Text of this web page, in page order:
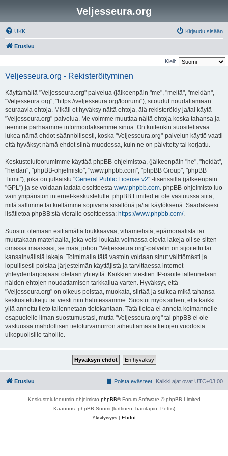
Veljesseura.org
UKK Kirjaudu sisään
Etusivu
Kieli:
Veljesseura.org - Rekisteröityminen
Käyttämällä "Veljesseura.org" palvelua (jälkeenpäin "me", "meitä", "meidän",
"Veljesseura.org", "https://veljesseura.org/foorumi"), sitoudut noudattamaan
seuraavia ehtoja. Mikäli et hyväksy näitä ehtoja, älä rekisteröidy ja/tai käytä
"Veljesseura.org"-palvelua. Me voimme muuttaa näitä ehtoja koska tahansa ja
teemme parhaamme informoidaksemme sinua. On kuitenkin suositeltavaa
lukea nämä ehdot säännöllisesti, koska "Veljesseura.org"-palvelun käyttö vaatii
että hyväksyt nämä ehdot siinä muodossa, kuin ne on päivitetty tai korjattu.
Keskustelufoorumimme käyttää phpBB-ohjelmistoa, (jälkeenpäin "he", "heidät",
"heidän", "phpBB-ohjelmisto", "www.phpbb.com", "phpBB Group", "phpBB
Tiimit"), joka on julkaistu "General Public License v2" -lisenssillä (jälkeenpäin
"GPL") ja se voidaan ladata osoitteesta www.phpbb.com. phpBB-ohjelmisto luo
vain ympäristön internet-keskustelulle. phpBB Limited ei ole vastuussa siitä,
mitä sallimme tai kiellämme sopivana sisältönä ja/tai käytöksenä. Saadaksesi
lisätietoa phpBB:stä vieraile osoitteessa: https://www.phpbb.com/.
Suostut olemaan esittämättä loukkaavaa, vihamielistä, epämoraalista tai
muutakaan materiaalia, joka voisi loukata voimassa olevia lakeja oli se sitten
omassa maassasi, se maa, johon "Veljesseura.org"-palvelin on sijoitettu tai
kansainvälisiä lakeja. Toimimalla tätä vastoin voidaan sinut välittömästi ja
lopullisesti poistaa järjestelmän käyttäjistä ja tarvittaessa internet-
yhteydentarjoajaasi otetaan yhteyttä. Kaikkien viestien IP-osoite tallennetaan
näiden ehtojen noudattamisen tarkkailua varten. Hyväksyt, että
"Veljesseura.org" on oikeus poistaa, muokata, siirtää ja sulkea mikä tahansa
keskusteluketju tai viesti niin halutessamme. Suostut myös siihen, että kaikki
yllä annettu tieto tallennetaan tietokantaan. Tätä tietoa ei anneta kolmannelle
osapuolelle ilman suostumustasi, mutta "Veljesseura.org" tai phpBB ei ole
vastuussa mahdollisen tietoturvamurron aiheuttamasta tietojen vuodosta
ulkopuolisille tahoille.
Etusivu Kaikki ajat ovat UTC+03:00
Poista evästeet
Keskustelufoorumin ohjelmisto phpBB® Forum Software © phpBB Limited
Käännös: phpBB Suomi (lurttinen, harritapio, Pettis)
Yksityisyys | Ehdot